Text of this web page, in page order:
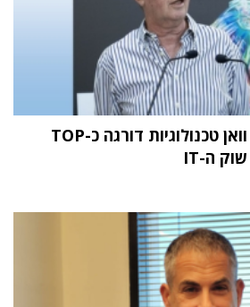
מחקר STKI השנתי: וואן טכנולוגיות דורגה כ-TOP